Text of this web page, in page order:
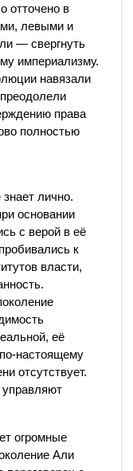
отточено в
левыми и
— свергнуть
империализму.
навязали
права
полностью
знает лично.
основании
с верой в её
к
власти,
её
настоящему
отсутствует.
огромные
Али